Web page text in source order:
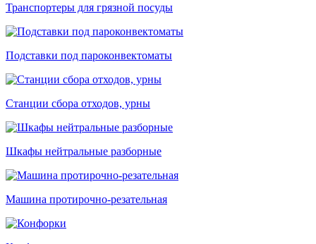
Транспортеры для грязной посуды
Подставки под пароконвектоматы
Станции сбора отходов, урны
Шкафы нейтральные разборные
Машина протирочно-резательная